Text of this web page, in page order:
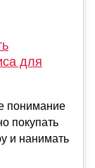
для
понимание
покупать
и нанимать